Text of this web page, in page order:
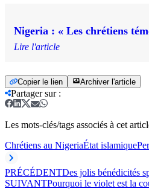
Nigeria : « Les chrétiens
Lire l'article
Copier le lien Archiver l'article
Partager sur:
Les mots-clés/tags associés à cet
Chrétiens au NigeriaÉtat islamique
PRÉCÉDENTDes jolis bénédicités
SUIVANTPourquoi le violet est la